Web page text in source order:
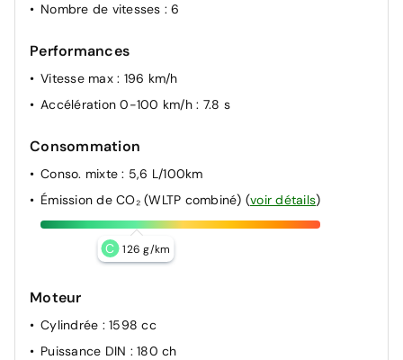
de stabilité pour remorque
Détection de fatigue du conducteur
Direction assistée électrique
eCall: appel d'urgence automatique aux services de
Nombre de vitesses : 6
Performances
Vitesse max : 196 km/h
Accélération 0-100 km/h : 7.8 s
Consommation
Conso. mixte: 5,6 L/100km
Émission de CO₂ (WLTP combiné) (voir détails)
C 126 g/km
Moteur
Cylindrée : 1598 cc
Puissance DIN : 180 ch